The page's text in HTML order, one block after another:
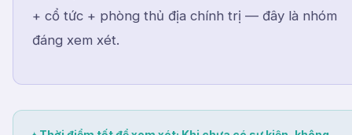
+ cổ tức + phòng thủ địa chính trị — đây là nhóm
đáng xem xét.